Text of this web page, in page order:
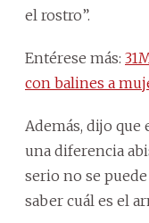
el rostro”.
Entérese más:
con balines a
Además, dijo
una diferencia
serio no se
saber cuál es el